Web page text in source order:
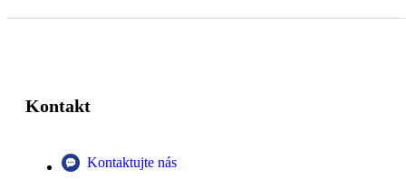
Kontakt
Kontaktujte nás